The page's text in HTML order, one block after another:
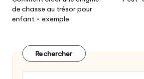
de chasse au trésor pour
enfant + exemple
Rechercher